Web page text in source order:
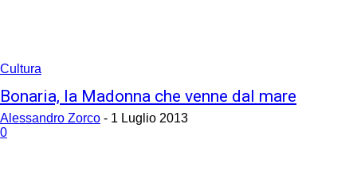
Cultura
Bonaria, la Madonna che venne dal mare
Alessandro Zorco - 1 Luglio 2013
0